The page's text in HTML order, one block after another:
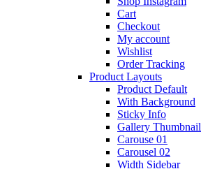
Cart
Checkout
My account
Wishlist
Order Tracking
Product Layouts
Product Default
With Background
Sticky Info
Gallery Thumbnail
Carouse 01
Carousel 02
Width Sidebar